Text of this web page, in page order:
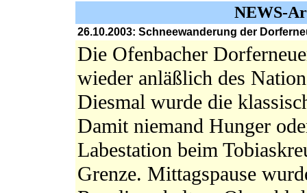
NEWS-
26.10.2003: Schneewanderung der
Die Ofenbacher
wieder anläßlich des
Diesmal wurde die
Damit niemand Hunger
Labestation beim
Grenze. Mittagspause